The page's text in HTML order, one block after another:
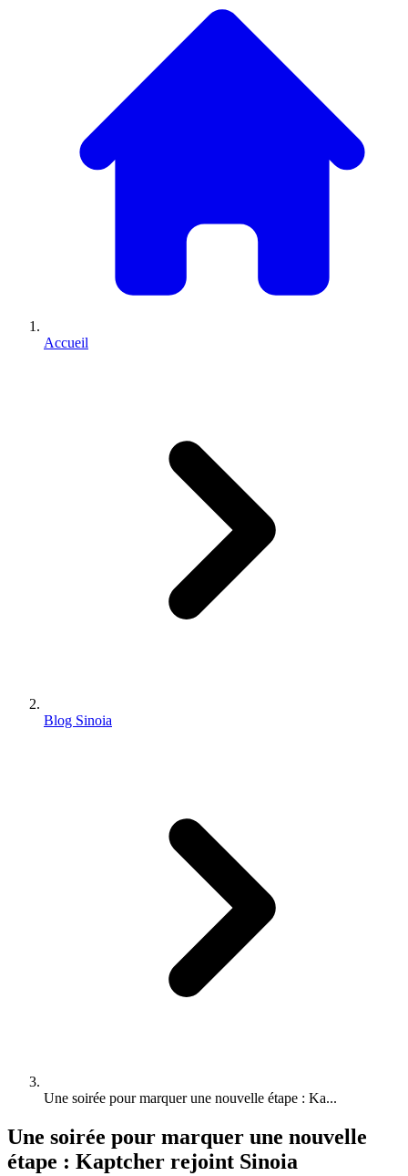
Accueil
Blog Sinoia
Une soirée pour marquer une nouvelle étape : Ka...
Une soirée pour marquer une nouvelle
étape : Kaptcher rejoint Sinoia